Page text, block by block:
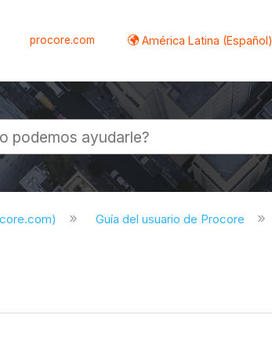
procore.com América Latina (Español)
Guía del usuario de Procore